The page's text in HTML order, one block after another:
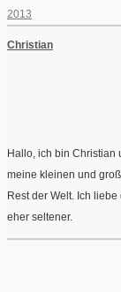
2013
Christian
Hallo, ich bin
meine kleinen und
Rest der Welt. Ich
eher seltener.